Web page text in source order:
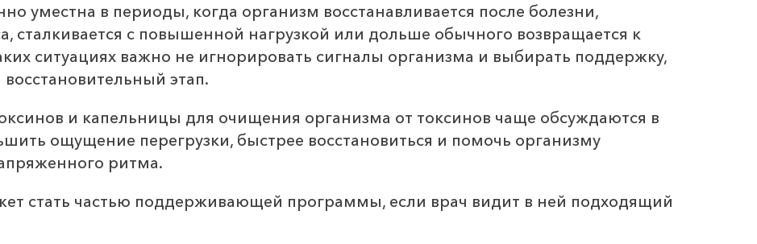
уместна в периоды, когда организм восстанавливается после болезни,
сталкивается с повышенной нагрузкой или дольше обычного возвращается к
ситуациях важно не игнорировать сигналы организма и выбирать поддержку,
этап.
и капельницы для очищения организма от токсинов чаще обсуждаются в
ощущение перегрузки, быстрее восстановиться и помочь организму
ритма.
стать частью поддерживающей программы, если врач видит в ней подходящий